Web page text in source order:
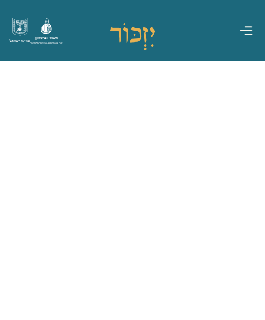
מדינת ישראל
משרד הביטחון
אגף משפחות, הנצחה ומורשת